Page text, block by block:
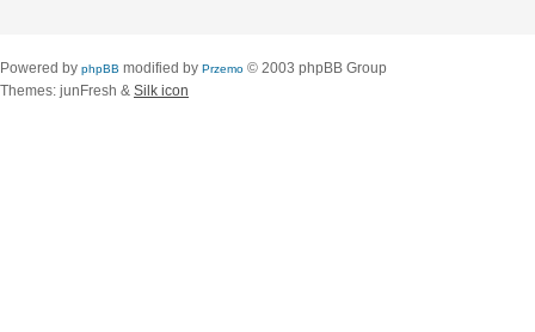
Powered by phpBB modified by Przemo © 2003 phpBB Group
Themes: junFresh & Silk icon